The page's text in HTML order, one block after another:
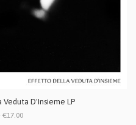
D'Insieme LP
€17.00